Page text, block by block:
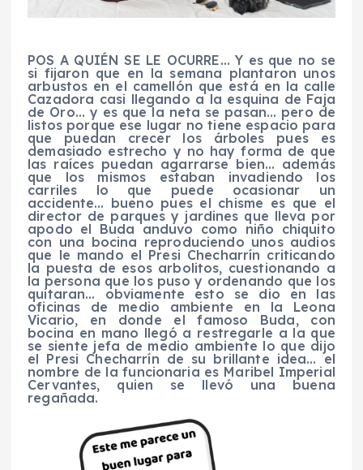
POS A QUIÉN SE LE OCURRE… Y es que no se
si fijaron que en la semana plantaron unos
arbustos en el camellón que está en la calle
Cazadora casi llegando a la esquina de Faja
de Oro… y es que la neta se pasan… pero de
listos porque ese lugar no tiene espacio para
que puedan crecer los árboles pues es
demasiado estrecho y no hay forma de que
las raíces puedan agarrarse bien… además
que los mismos estaban invadiendo los
carriles lo que puede ocasionar un
accidente… bueno pues el chisme es que el
director de parques y jardines que lleva por
apodo el Buda anduvo como niño chiquito
con una bocina reproduciendo unos audios
que le mando el Presi Checharrín criticando
la puesta de esos arbolitos, cuestionando a
la persona que los puso y ordenando que los
quitaran… obviamente esto se dio en las
oficinas de medio ambiente en la Leona
Vicario, en donde el famoso Buda, con
bocina en mano llegó a restregarle a la que
se siente jefa de medio ambiente lo que dijo
el Presi Checharrín de su brillante idea… el
nombre de la funcionaria es Maribel Imperial
Cervantes, quien se llevó una buena
regañada.